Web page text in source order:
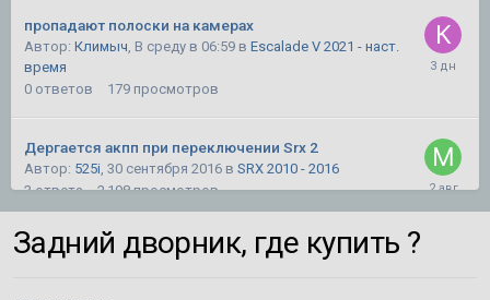
пропадают полоски на камерах
Автор: Климыч, В среду в 06:59 в Escalade V 2021 - наст.
время
0 ответов 179 просмотров
Дергается акпп при переключении Srx 2
Автор: 525i, 30 сентября 2016 в SRX 2010 - 2016
3 ответа 2 198 просмотров
Не могу добить сборку магнитолы типа Тесла на
Задний дворник, где купить ?